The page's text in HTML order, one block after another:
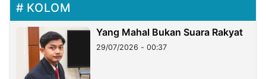
KOLOM
Yang Mahal Bukan Suara Rakyat
29/07/2026 - 00:37